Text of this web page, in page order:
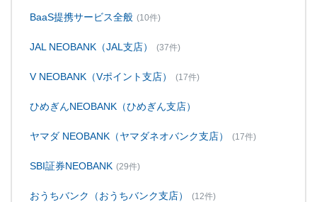
BaaS提携サービス全般 (10件)
JAL NEOBANK（JAL支店） (37件)
V NEOBANK（Vポイント支店） (17件)
ひめぎんNEOBANK（ひめぎん支店）
ヤマダ NEOBANK（ヤマダネオバンク支店） (17件)
SBI証券NEOBANK (29件)
おうちバンク（おうちバンク支店） (12件)